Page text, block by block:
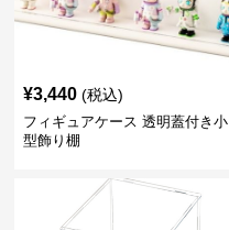
¥3,440 (税込)
フィギュアケース 透明蓋付き小
型飾り棚